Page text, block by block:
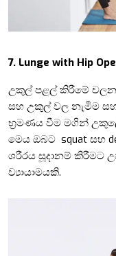
7. Lunge with Hip
උකුල් පළල් කිරීමේ
සහ උකුල් වල නැමීම
භ්‍රමණය වීම මගින්
මෙය ඔබට squat සහ
ශරීරය සූදානම් කිරීමට
ව්‍යායාමයකි.